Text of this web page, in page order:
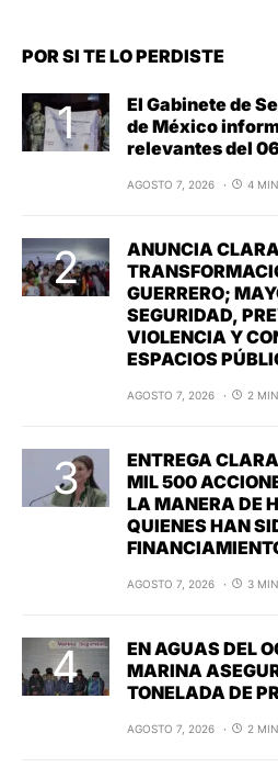
POR SI TE LO PERDISTE
El Gabinete de
de México
relevantes del
AGOSTO 7, 2026 4
ANUNCIA
GUERRERO;
SEGURIDAD,
VIOLENCIA Y
ESPACIOS
AGOSTO 7, 2026 2
ENTREGA
MIL 500
LA MANERA DE
QUIENES HAN
AGOSTO 7, 2026 3
EN AGUAS DEL
MARINA
TONELADA DE
AGOSTO 7, 2026 2